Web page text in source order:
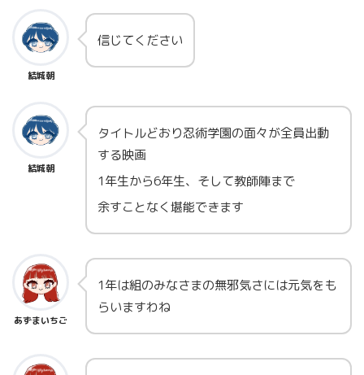
結城朝
信じてください
結城朝
タイトルどおり忍術学園の面々が全員出動
する映画
1年生から6年生、そして教師陣まで
余すことなく堪能できます
あずまいちご
1年は組のみなさまの無邪気さには元気をも
らいますわね